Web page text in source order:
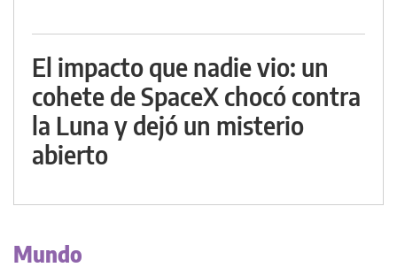
El impacto que nadie vio: un
cohete de SpaceX chocó contra
la Luna y dejó un misterio
abierto
Mundo